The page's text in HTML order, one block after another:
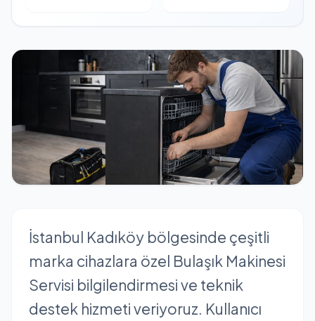
İstanbul Kadıköy bölgesinde çeşitli
marka cihazlara özel Bulaşık Makinesi
Servisi bilgilendirmesi ve teknik
destek hizmeti veriyoruz. Kullanıcı